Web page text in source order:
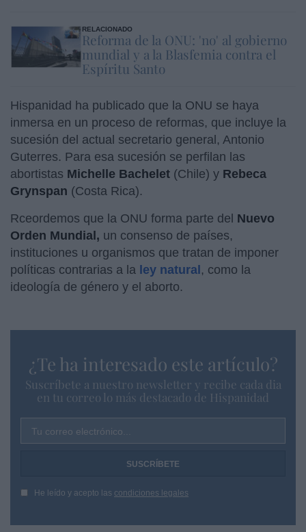
RELACIONADO
Reforma de la ONU: 'no' al gobierno
mundial y a la Blasfemia contra el
Espíritu Santo
Hispanidad ha publicado que la ONU se haya
inmersa en un proceso de reformas, que incluye la
sucesión del actual secretario general, Antonio
Guterres. Para esa sucesión se perfilan las
abortistas Michelle Bachelet (Chile) y Rebeca
Grynspan (Costa Rica).
Rceordemos que la ONU forma parte del Nuevo
Orden Mundial, un consenso de países,
instituciones u organismos que tratan de imponer
políticas contrarias a la ley natural, como la
ideología de género y el aborto.
¿Te ha interesado este artículo?
Suscríbete a nuestro newsletter y recibe cada dia
en tu correo lo más destacado de Hispanidad
Tu correo electrónico...
He leído y acepto las condiciones legales